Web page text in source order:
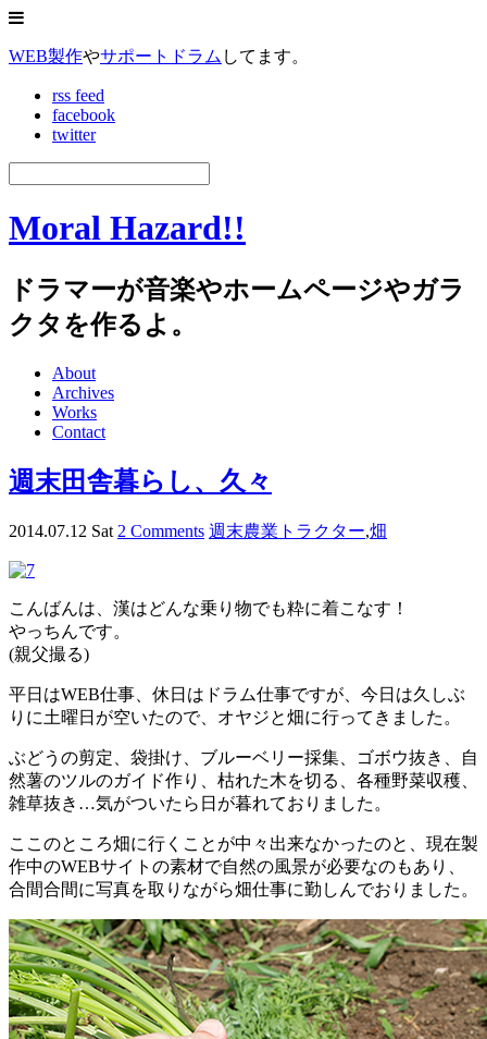
WEB製作やサポートドラム してます。
rss feed
facebook
twitter
Moral Hazard!!
ドラマーが音楽やホームページやガラ
クタを作るよ。
About
Archives
Works
Contact
週末田舎暮らし、久々
2014.07.12 Sat 2 Comments 週末農業 トラクター,畑
こんばんは、漢はどんな乗り物でも粋に着こなす！
やっちんです。
(親父撮る)
平日はWEB仕事、休日はドラム仕事ですが、今日は久しぶ
りに土曜日が空いたので、オヤジと畑に行ってきました。
ぶどうの剪定、袋掛け、ブルーベリー採集、ゴボウ抜き、自
然薯のツルのガイド作り、枯れた木を切る、各種野菜収穫、
雑草抜き…気がついたら日が暮れておりました。
ここのところ畑に行くことが中々出来なかったのと、現在製
作中のWEBサイトの素材で自然の風景が必要なのもあり、
合間合間に写真を取りながら畑仕事に勤しんでおりました。